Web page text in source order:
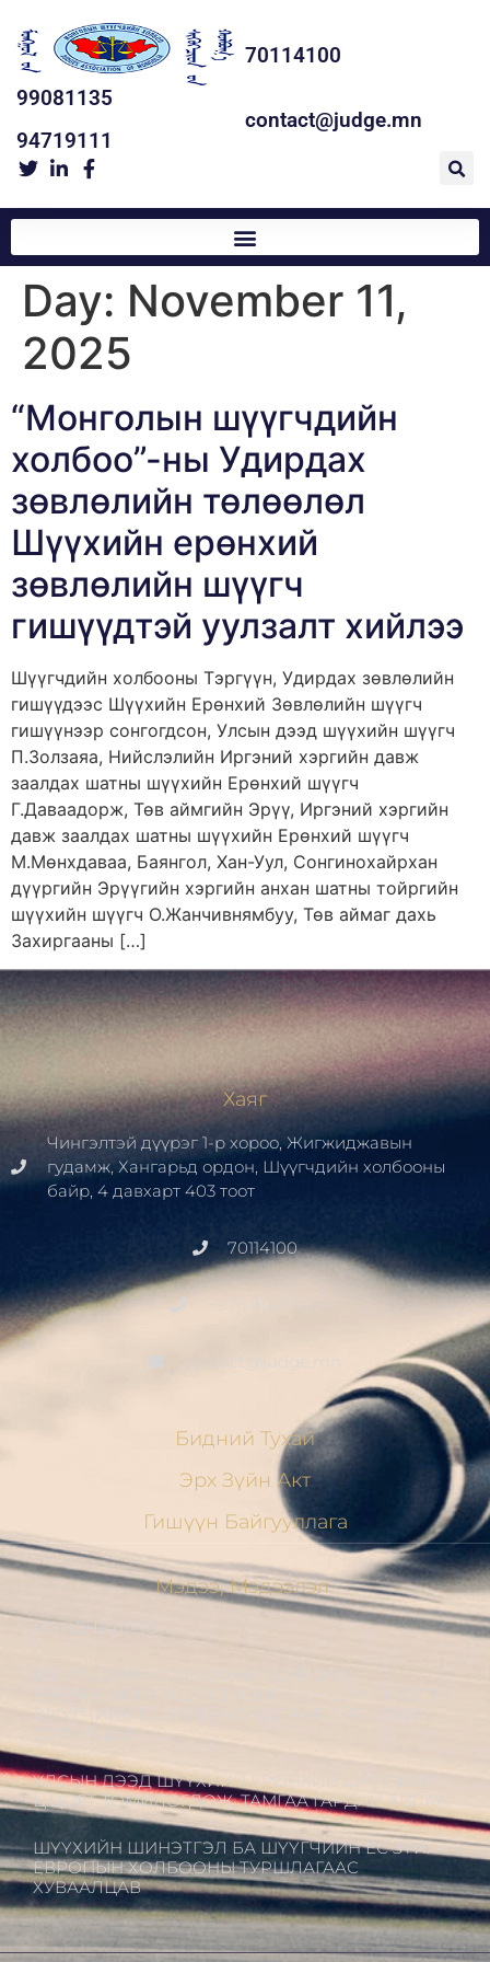
70114100
99081135
94719111
contact@judge.mn
Day: November 11,
2025
“Монголын шүүгчдийн
холбоо”-ны Удирдах
зөвлөлийн төлөөлөл
Шүүхийн ерөнхий
зөвлөлийн шүүгч
гишүүдтэй уулзалт хийлээ
Шүүгчдийн холбооны Тэргүүн, Удирдах зөвлөлийн
гишүүдээс Шүүхийн Ерөнхий Зөвлөлийн шүүгч
гишүүнээр сонгогдсон, Улсын дээд шүүхийн шүүгч
П.Золзаяа, Нийслэлийн Иргэний хэргийн давж
заалдах шатны шүүхийн Ерөнхий шүүгч
Г.Даваадорж, Төв аймгийн Эрүү, Иргэний хэргийн
давж заалдах шатны шүүхийн Ерөнхий шүүгч
М.Мөнхдаваа, Баянгол, Хан-Уул, Сонгинохайрхан
дүүргийн Эрүүгийн хэргийн анхан шатны тойргийн
шүүхийн шүүгч О.Жанчивнямбуу, Төв аймаг дахь
Захиргааны […]
Хаяг
Чингэлтэй дүүрэг 1-р хороо, Жигжиджавын
гудамж, Хангарьд ордон, Шүүгчдийн холбооны
байр, 4 давхарт 403 тоот
70114100
contact@judge.mn
Бидний Тухай
Эрх Зүйн Акт
Гишүүн Байгууллага
Мэдээ, Мэдээлэл
МЭНДЧИЛГЭЭ
ШҮҮГЧДИЙН ХОЛБООНЫ УДИРДАХ
СОЛИЛЦОВ
УЛСЫН ДЭЭД ШҮҮХИЙН ЕРӨНХИЙ ШҮҮГЧЭЭР
Ц.ЦОГТ ТОМИЛОГДОЖ, ТАМГАА ГАРДАН АВЛАА
ШҮҮХИЙН ШИНЭТГЭЛ БА ШҮҮГЧИЙН ЁС ЗҮЙ:
ЕВРОПЫН ХОЛБООНЫ ТУРШЛАГААС
ХУВААЛЦАВ